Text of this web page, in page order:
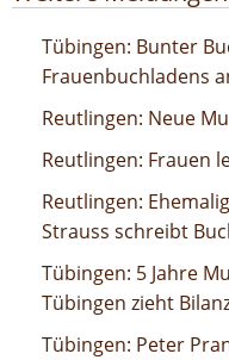
Bunter Buchladen tritt
Tübingen: Bunter
Frauenbuchladens
Neue Musik-Lounge in
Reutlingen: Neue
Frauen lesen für Frauen
Reutlingen: Frauen
Ehemalige RTF.1-
Buch mit Fitzek
Reutlingen:
Strauss schreibt
5 Jahre Museum
Bilanz
Tübingen: 5 Jahre
Tübingen zieht
Peter Prange las
Tübingen: Peter